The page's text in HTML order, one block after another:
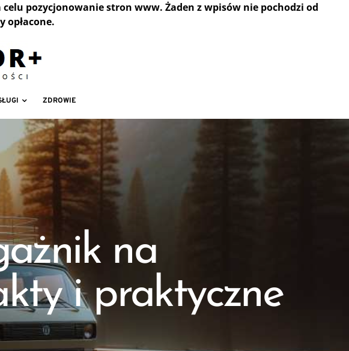
pozycjonowanie stron www. Żaden z wpisów nie pochodzi od
opłacone.
ZDROWIE
na
i praktyczne